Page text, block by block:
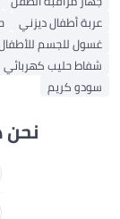
عربة أطفال ديزني
غسول للجسم
شفاط حليب كهربائي
سودو كريم
نحن